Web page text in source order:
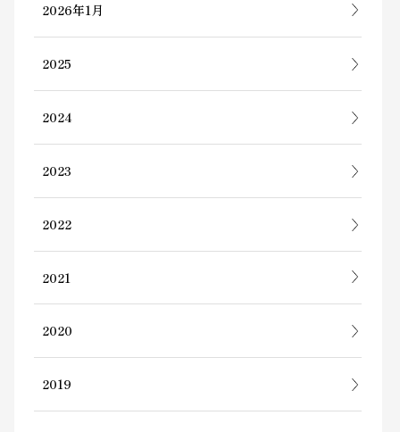
2026年1月
2025
2024
2023
2022
2021
2020
2019